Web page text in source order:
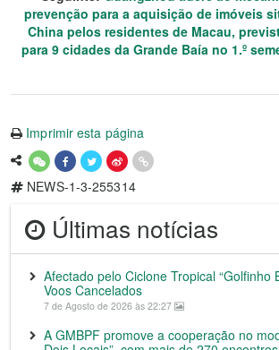
prevenção para a aquisição de imóveis
China pelos residentes de Macau,
para 9 cidades da Grande Baía no 1.º
Imprimir esta página
NEWS-1-3-255314
Últimas notícias
Afectado pelo Ciclone Tropical “Golfinho
Voos Cancelados
7 de Agosto de 2026 às 22:27
A GMBPF promove a cooperação no